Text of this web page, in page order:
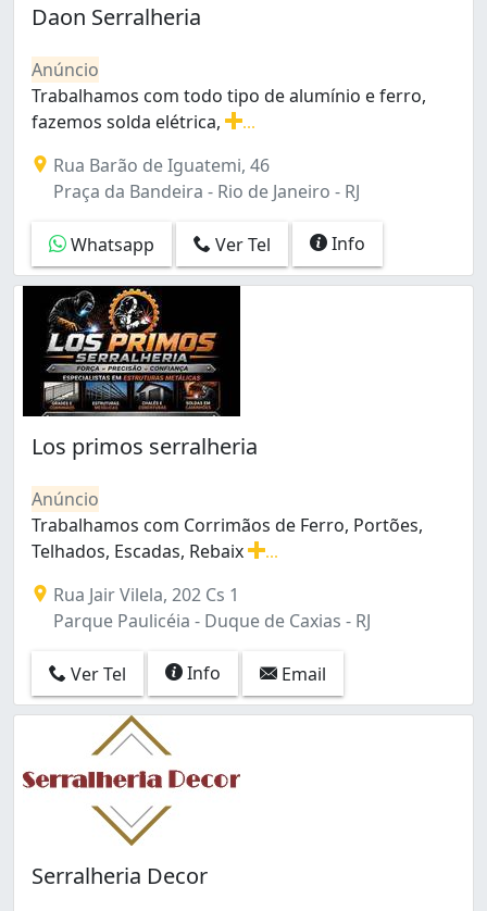
Bento Ribeiro (2)
Botafogo (6)
Braz de Pina (7)
Cachambi (5)
Campinho (1)
Campo Grande (22)
Catete (1)
Catumbi (1)
Cavalcanti (2)
Centro (10)
Cidade Nova (1)
Cidade de Deus (6)
Colégio (1)
Cordovil (6)
Cosmos (3)
Costa Barros (2)
Curicica (7)
Del Castilho (2)
Encantado (6)
Engenheiro Leal (1)
Engenho Novo (2)
Engenho de Dentro (2)
Estácio (3)
Flamengo (1)
Freguesia (Ilha do Governador) (5)
Freguesia (Jacarepaguá) (4)
Galeão (2)
Gardênia Azul (6)
Grajaú (3)
Guaratiba (2)
Daon Serralheria
Anúncio
Trabalhamos com todo tipo de alumínio e ferro,
fazemos solda elétrica,
Rua Barão de Iguatemi, 46
Praça da Bandeira - Rio de Janeiro - RJ
Whatsapp Ver Tel Info
Los primos serralheria
Anúncio
Trabalhamos com Corrimãos de Ferro, Portões,
Telhados, Escadas, Rebaix
Rua Jair Vilela, 202 Cs 1
Parque Paulicéia - Duque de Caxias - RJ
Ver Tel Info Email
Serralheria Decor